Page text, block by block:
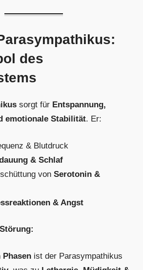
des
sorgt für Entspannung,
emotionale Stabilität. Er:
& Blutdruck
& Schlaf
vonSerotonin &
& Angst
Phasen ist der Parasympathikus